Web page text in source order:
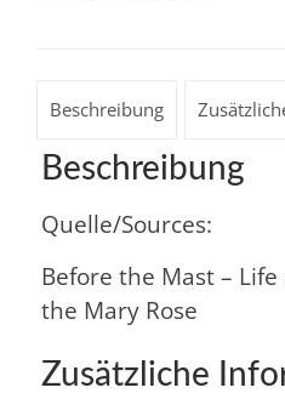
Beschreibung
Beschreibung
Quelle/Sources:
Before the Mast –
the Mary Rose
Zusätzliche